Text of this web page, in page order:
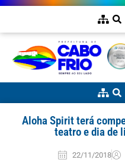
Aloha Spirit terá
teatro e dia de
22/11/2018